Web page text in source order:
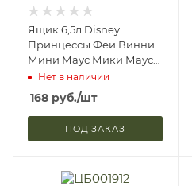
Ящик 6,5л Disney
Принцессы Феи Винни
Мини Маус Мики Маус
(8)Нет в наличии
168 руб./шт
ПОД ЗАКАЗ